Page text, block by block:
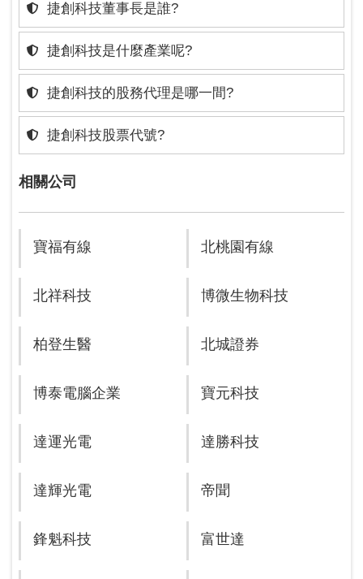
捷創科技董事長是誰?
捷創科技是什麼產業呢?
捷創科技的股務代理是哪一間?
捷創科技股票代號?
相關公司
寶福有線 北桃園有線
北祥科技 博微生物科技
柏登生醫 北城證券
博泰電腦企業 寶元科技
達運光電 達勝科技
達輝光電 帝聞
鋒魁科技 富世達